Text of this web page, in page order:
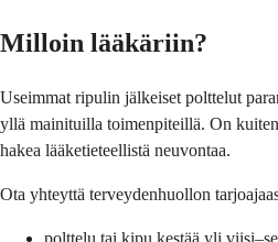
Milloin lääkäriin?
Useimmat ripulin jälkeiset polttelut
yllä mainituilla toimenpiteillä. On
hakea lääketieteellistä neuvontaa.
Ota yhteyttä terveydenhuollon
polttelu tai kipu kestää yli